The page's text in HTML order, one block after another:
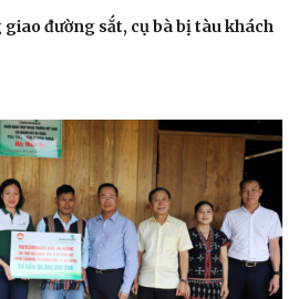
đường sắt, cụ bà bị tàu khách